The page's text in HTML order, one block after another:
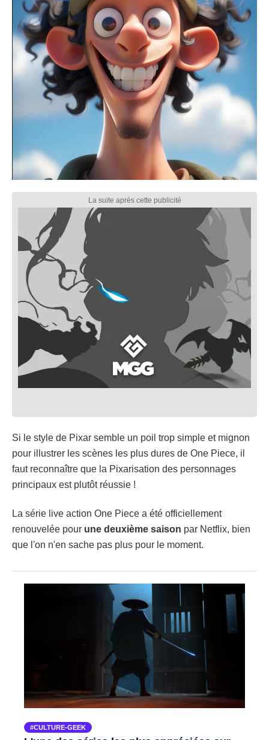
Si le style de Pixar semble un poil trop simple et mignon
pour illustrer les scènes les plus dures de One Piece, il
faut reconnaître que la Pixarisation des personnages
principaux est plutôt réussie !
La série live action One Piece a été officiellement
renouvelée pour une deuxième saison par Netflix, bien
que l'on n'en sache pas plus pour le moment.
CULTURE-GEEK